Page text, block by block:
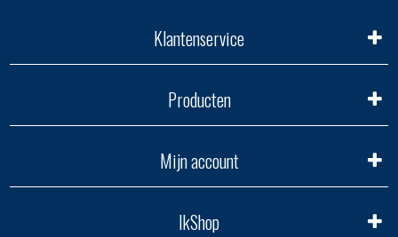
Klantenservice
Producten
Mijn account
IkShop